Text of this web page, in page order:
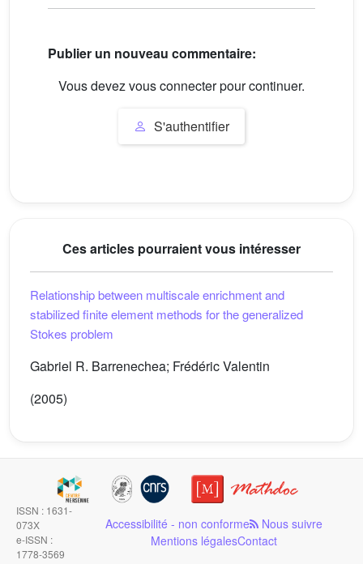
Publier un nouveau commentaire:
Vous devez vous connecter pour continuer.
S'authentifier
Ces articles pourraient vous intéresser
Relationship between multiscale enrichment and
stabilized finite element methods for the generalized
Stokes problem
Gabriel R. Barrenechea; Frédéric Valentin
(2005)
ISSN : 1631-
073X
e-ISSN :
1778-3569
Accessibilité - non conforme Nous suivre
Mentions légalesContact